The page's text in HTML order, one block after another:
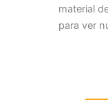
material
para ver